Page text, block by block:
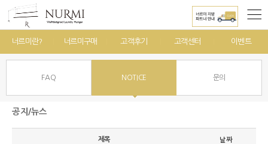
너르미란? 너르미구매 고객후기 고객센터 이벤트
FAQ NOTICE 문의
공지/뉴스
제목 날짜